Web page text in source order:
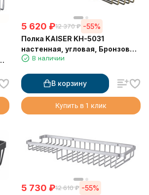
5 620 ₽12 370 ₽ -55%
Полка KAISER KH-5031
настенная, угловая, Бронзовый
215*235*60
В наличии
В корзину
Купить в 1 клик
5 730 ₽12 610 ₽ -55%